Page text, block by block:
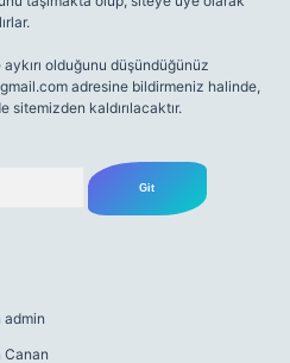
olduğunu düşündüğünüz
adresine bildirmeniz halinde,
kaldırılacaktır.
admin
Canan